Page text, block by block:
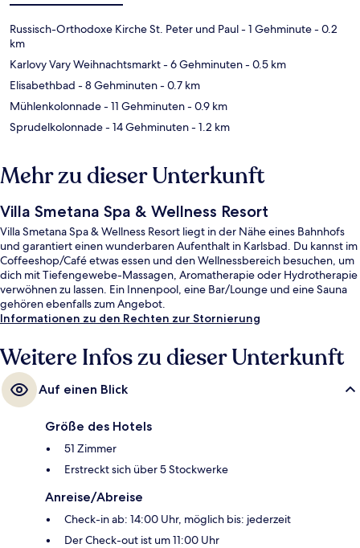
Russisch-Orthodoxe Kirche St. Peter und Paul- 1 Gehminute- 0.2
km
Karlovy Vary Weihnachtsmarkt- 6 Gehminuten- 0.5 km
Elisabethbad - 8 Gehminuten- 0.7 km
Mühlenkolonnade- 11 Gehminuten- 0.9 km
Sprudelkolonnade- 14 Gehminuten- 1.2 km
Mehr zu dieser Unterkunft
Villa Smetana Spa & Wellness Resort
Villa Smetana Spa & Wellness Resort liegt in der Nähe eines Bahnhofs
und garantiert einen wunderbaren Aufenthalt in Karlsbad. Du kannst im
Coffeeshop/Café etwas essen und den Wellnessbereich besuchen, um
dich mit Tiefengewebe-Massagen, Aromatherapie oder Hydrotherapie
verwöhnen zu lassen. Ein Innenpool, eine Bar/Lounge und eine Sauna
gehören ebenfalls zum Angebot.
Informationen zu den Rechten zur Stornierung
Weitere Infos zu dieser Unterkunft
Auf einen Blick
Größe des Hotels
51 Zimmer
Erstreckt sich über 5 Stockwerke
Anreise/Abreise
Check-in ab: 14:00 Uhr, möglich bis: jederzeit
Der Check-out ist um 11:00 Uhr